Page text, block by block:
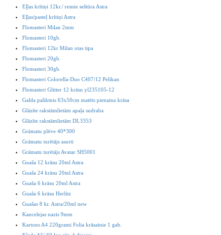
Eļļas krītiņi 12kr./ resnie seštūra Astra
Eļļas/pasteļ krītiņi Astra
Flomasteri Milan 2mm
Flomasteri 10gb.
Flomasteri 12kr Milan otas tipa
Flomasteri 20gb.
Flomasteri 30gb.
Flomasteri Colorella-Duo C407/12 Pelikan
Flomasteri Glitter 12 krāsu yl235105-12
Galda paliktnis 63x50cm matēts pienaina krāsa
Glāzīte rakstāmlietām apaļa sudraba
Glāzīte rakstāmlietām DL3353
Grāmatu plēve 40*300
Grāmatu turētājs asorti
Grāmatu turētājs Avatar SH5001
Guaša 12 krāsu 20ml Astra
Guaša 24 krāsu 20ml Astra
Guaša 6 krāsu 20ml Astra
Guaša 6 krāsu Herlitz
Guašas 8 kr. Astra/20ml new
Kancelejas nazis 9mm
Kartons A4 220grami Folia krāsainie 1 gab.